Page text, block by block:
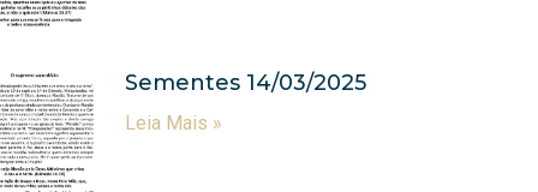
Sementes 14/03/2025
Leia Mais »